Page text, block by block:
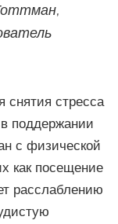
снятия стресса
поддержании
с физической
как посещение
расслаблению